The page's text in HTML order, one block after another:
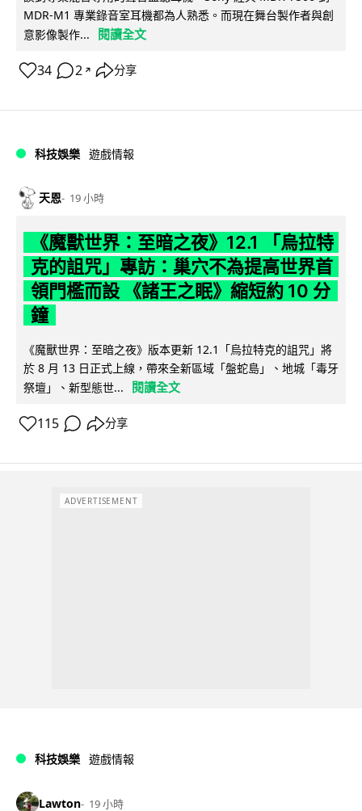
MDR-M1 專業錄音室耳機都為人熟悉。而現在舞台製作者與創
意影像製作...
閱讀全文
34 2 ↗ 分享
科技娛樂 遊戲情報
天恩 19 小時
《魔獸世界：至暗之夜》12.1 「烏拉特
克的詛咒」專訪：巢穴不為提高世界首
領門檻而設 《諸王之眠》縮短約 10 分
鐘
《魔獸世界：至暗之夜》版本更新 12.1「烏拉特克的詛咒」將
於 8 月 13 日正式上線，帶來全新區域「盤蛇島」、地城「毒牙
祭壇」、新型態世...
閱讀全文
115 分享
ADVERTISEMENT
科技娛樂 遊戲情報
Lawton 19 小時